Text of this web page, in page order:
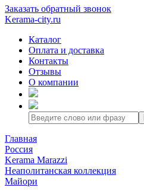
Заказать обратный звонок
Kerama-city.ru
Каталог
Оплата и доставка
Контакты
Отзывы
О компании
Главная
Россия
Kerama Marazzi
Неаполитанская коллекция
Майори